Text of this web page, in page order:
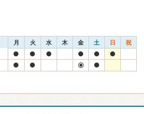
月 火 水 木 金 土 日 祝